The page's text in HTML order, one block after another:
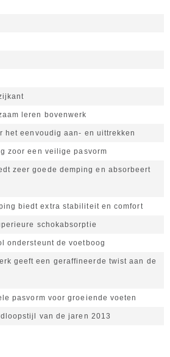
leren bovenwerk
het eenvoudig aan- en uittrekken
zoor een veilige pasvorm
zeer goede demping en absorbeert
biedt extra stabiliteit en comfort
schokabsorptie
ondersteunt de voetboog
geeft een geraffineerde twist aan de
pasvorm voor groeiende voeten
van de jaren 2013